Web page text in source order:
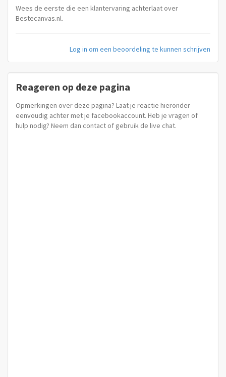
Wees de eerste die een klantervaring achterlaat over
Bestecanvas.nl.
Log in om een beoordeling te kunnen schrijven
Reageren op deze pagina
Opmerkingen over deze pagina? Laat je reactie hieronder
eenvoudig achter met je facebookaccount. Heb je vragen of
hulp nodig? Neem dan contact of gebruik de live chat.